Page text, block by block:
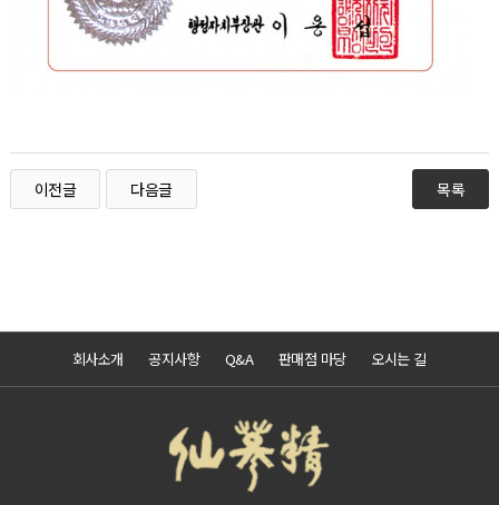
이전글 다음글 목록
회사소개 공지사항 Q&A 판매점 마당 오시는 길